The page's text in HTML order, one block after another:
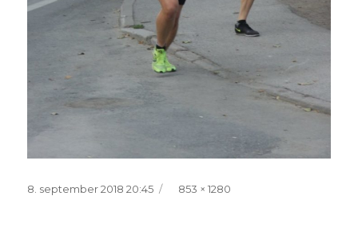
Postitatud
8. september 2018 20:45 Täissuurus
853 × 1280